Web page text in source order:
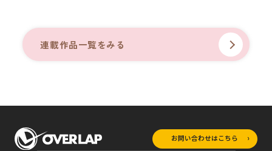
連載作品一覧をみる
お問い合わせはこちら